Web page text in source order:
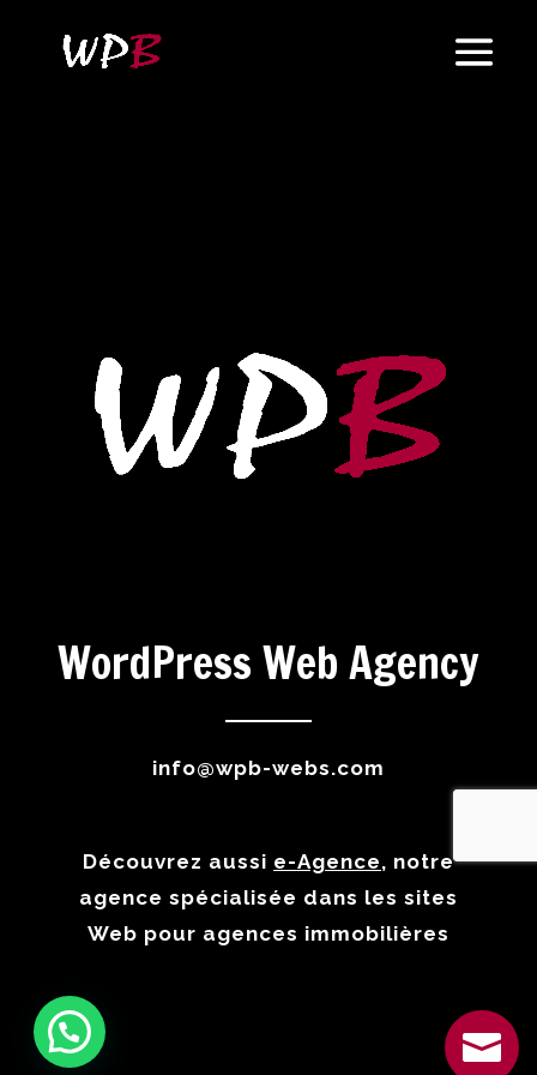
WordPress Web Agency

info@wpb-webs.com
Découvrez aussi e-Agence, notre
agence spécialisée dans les sites
Web pour agences immobilières